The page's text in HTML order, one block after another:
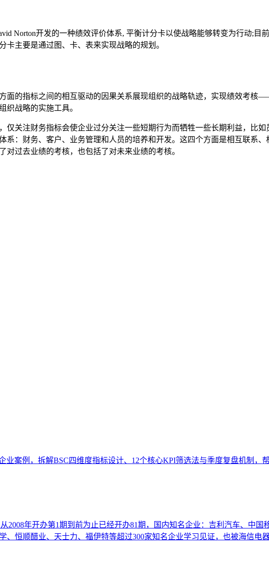
Norton开发的一种绩效评价体系, 平衡计分卡以使战略能够转变为行动;
主要是通过图、卡、表来实现战略的规划。
面的指标之间的相互驱动的因果关系展现组织的战略轨迹，实现绩效考
织战略的实施工具。
关注财务指标会使企业过分关注一些短期行为而牺牲一些长期利益，比
：财务、客户、业务管理和人员的培养和开发。这四个方面是相互联系
过去业绩的考核，也包括了对未来业绩的考核。
案例，拆解BSC四维度指标设计、12个核心KPI筛选法与季度复盘机制，帮
年开办第1期到前为止已经开办81期，国内知名企业：吉利汽车、中国
恒顺醋业、天士力、福伊特等超过300家知名企业学习见证，也被海信电